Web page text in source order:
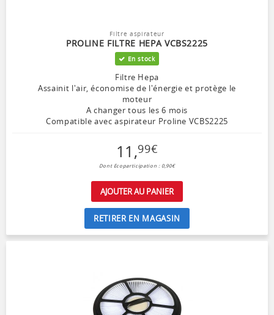
Filtre aspirateur
PROLINE FILTRE HEPA VCBS2225
En stock
Filtre Hepa
Assainit l'air, économise de l'énergie et protège le
moteur
A changer tous les 6 mois
Compatible avec aspirateur Proline VCBS2225
11 ,99€
Dont Ecoparticipation : 0,90€
AJOUTER AU PANIER
RETIRER EN MAGASIN